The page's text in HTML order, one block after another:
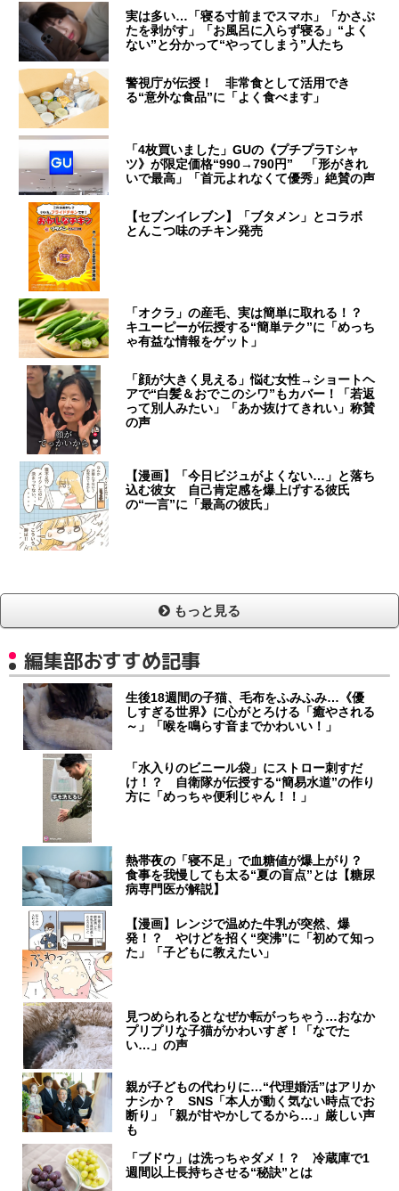
実は多い…「寝る寸前までスマホ」「かさぶ
たを剥がす」「お風呂に入らず寝る」“よく
ない”と分かって“やってしまう”人たち
警視庁が伝授！ 非常食として活用でき
る“意外な食品”に「よく食べます」
「4枚買いました」GUの《プチプラTシャ
ツ》が限定価格“990→790円” 「形がきれ
いで最高」「首元よれなくて優秀」絶賛の声
【セブンイレブン】「ブタメン」とコラボ
とんこつ味のチキン発売
「オクラ」の産毛、実は簡単に取れる！？
キユーピーが伝授する“簡単テク”に「めっち
ゃ有益な情報をゲット」
「顔が大きく見える」悩む女性→ショートヘ
アで“白髪＆おでこのシワ”もカバー！「若返
って別人みたい」「あか抜けてきれい」称賛
の声
【漫画】「今日ビジュがよくない…」と落ち
込む彼女 自己肯定感を爆上げする彼氏
の“一言”に「最高の彼氏」
もっと見る
編集部おすすめ記事
生後18週間の子猫、毛布をふみふみ…《優
しすぎる世界》に心がとろける「癒やされる
～」「喉を鳴らす音までかわいい！」
「水入りのビニール袋」にストロー刺すだ
け！？ 自衛隊が伝授する“簡易水道”の作り
方に「めっちゃ便利じゃん！！」
熱帯夜の「寝不足」で血糖値が爆上がり？
食事を我慢しても太る“夏の盲点”とは【糖尿
病専門医が解説】
【漫画】レンジで温めた牛乳が突然、爆
発！？ やけどを招く“突沸”に「初めて知っ
た」「子どもに教えたい」
見つめられるとなぜか転がっちゃう…おなか
プリプリな子猫がかわいすぎ！「なでた
い…」の声
親が子どもの代わりに…“代理婚活”はアリか
ナシか？ SNS「本人が動く気ない時点でお
断り」「親が甘やかしてるから…」厳しい声
も
「ブドウ」は洗っちゃダメ！？ 冷蔵庫で1
週間以上長持ちさせる“秘訣”とは